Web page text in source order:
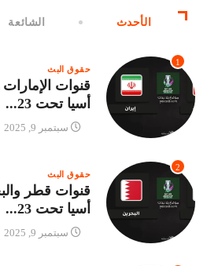
الأحدث الشائعة
1
حقوق البث
قنوات
أسيا تحت 23...
سبتمبر 9, 2025
2
حقوق البث
قنوات قطر
أسيا تحت 23...
سبتمبر 9, 2025